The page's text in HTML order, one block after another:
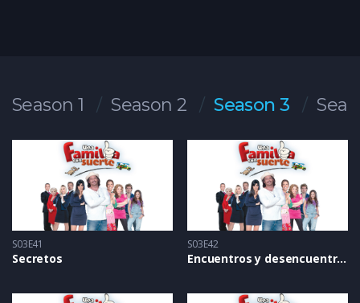
Season 1 Season 2 Season 3
S03E41
Secretos
S03E42
Encuentros y desencuentros